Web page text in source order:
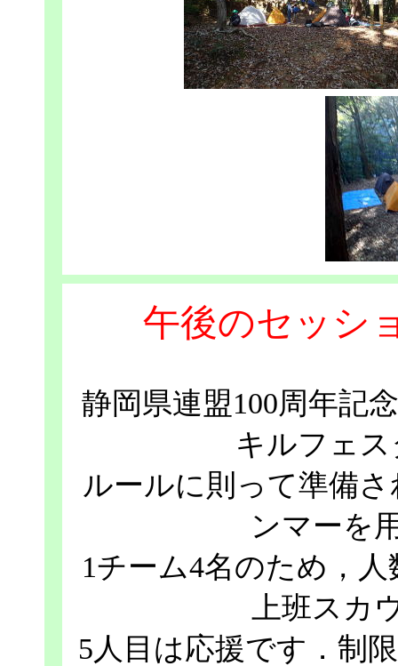
午後のセッシ
静岡県連盟100周年記
キルフェ
ルールに則って準備
ンマーを
1チーム4名のため，
上班スカ
5人目は応援です．制